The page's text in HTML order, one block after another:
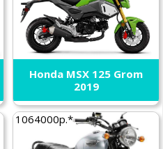
Honda MSX 125 Grom
2019
1064000р.*